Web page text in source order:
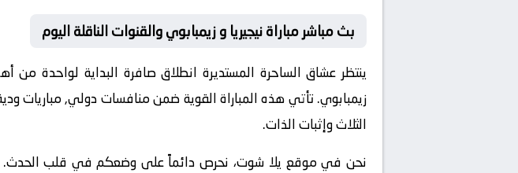
بث مباشر مباراة نيجيريا و زيمبابوي والقنوات الناقلة اليوم
ينتظر عشاق الساحرة المستديرة انطلاق صافرة البداية لواحدة من
زيمبابوي. تأتي هذه المباراة القوية ضمن منافساتدولي, مباريات
الثلاث وإثبات الذات.
نحن في موقع يلا شوت، نحرص دائماً على وضعكم في قلب الحدث.